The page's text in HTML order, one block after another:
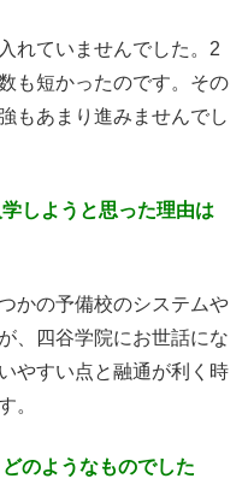
れていませんでした。2
も短かったのです。その
もあまり進みませんでし
しようと思った理由は
かの予備校のシステムや
、四谷学院にお世話にな
やすい点と融通が利く時
。
のようなものでした